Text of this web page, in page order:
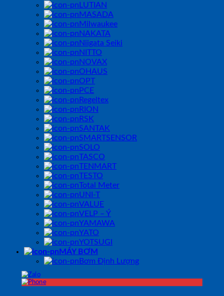
LUTIAN
MASADA
Milwaukee
NAKATA
Niigata Seiki
NITTO
NOVAX
OHAUS
OPT
PCE
Regeltex
RION
RSK
SANTAK
SMARTSENSOR
SOLO
TASCO
TENMART
TESTO
Total Meter
UNI-T
VALUE
VELP – Ý
YAMAWA
YATO
YOTSUGI
MÁY BƠM
Bơm Định Lượng